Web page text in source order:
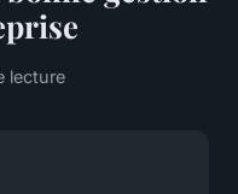
lecture